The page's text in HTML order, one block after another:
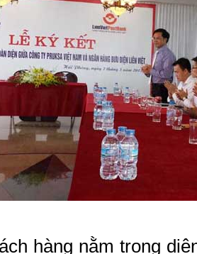
hàng nằm trong